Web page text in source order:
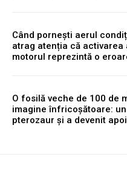
Când pornești aerul
atrag atenția că
motorul reprezintă o
O fosilă veche de 100 de
imagine înfricoșătoare:
pterozaur și a devenit